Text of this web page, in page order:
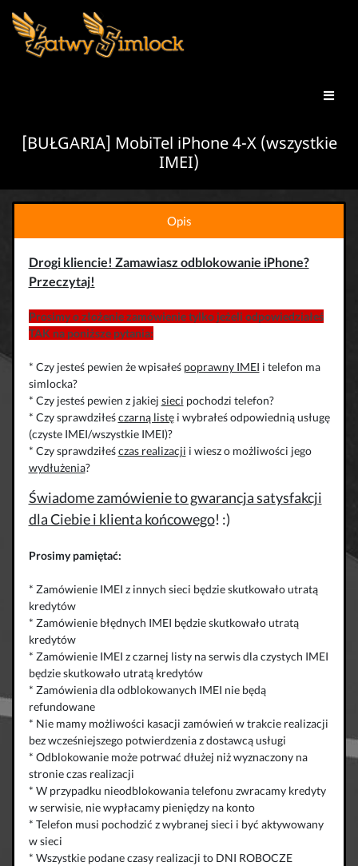
[BUŁGARIA] MobiTel iPhone 4-X (wszystkie
IMEI)
Opis
Drogi kliencie! Zamawiasz odblokowanie iPhone?
Przeczytaj!
Prosimy o złożenie zamówienie tylko jeżeli odpowiedziałeś
TAK na poniższe pytania:
* Czy jesteś pewien że wpisałeś poprawny IMEI i telefon ma
simlocka?
* Czy jesteś pewien z jakiej sieci pochodzi telefon?
* Czy sprawdziłeśczarną listęi wybrałeś odpowiednią usługę
(czyste IMEI/wszystkie IMEI)?
* Czy sprawdziłeśczas realizacji i wiesz o możliwości jego
wydłużenia?
Świadome zamówienie to gwarancja satysfakcji
dla Ciebie i klienta końcowego! :)
Prosimy pamiętać:
* Zamówienie IMEI z innych sieci będzie skutkowało utratą
kredytów
* Zamówienie błędnych IMEI będzie skutkowało utratą
kredytów
* Zamówienie IMEI z czarnej listy na serwis dla czystych IMEI
będzie skutkowało utratą kredytów
* Zamówienia dla odblokowanych IMEI nie będą
refundowane
* Nie mamy możliwości kasacji zamówień w trakcie realizacji
bez wcześniejszego potwierdzenia z dostawcą usługi
* Odblokowanie może potrwać dłużej niż wyznaczony na
stronie czas realizacji
* W przypadku nieodblokowania telefonu zwracamy kredyty
w serwisie, nie wypłacamy pieniędzy na konto
* Telefon musi pochodzić z wybranej sieci i być aktywowany
w sieci
* Wszystkie podane czasy realizacji to DNI ROBOCZE